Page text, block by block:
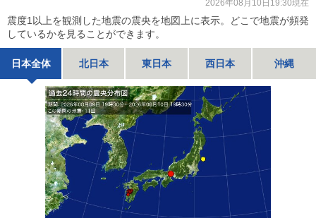
2026年08月10日19:30現在
震度1以上を観測した地震の震央を地図上に表示。どこで地震が頻発
しているかを見ることができます。
日本全体 北日本 東日本 西日本 沖縄